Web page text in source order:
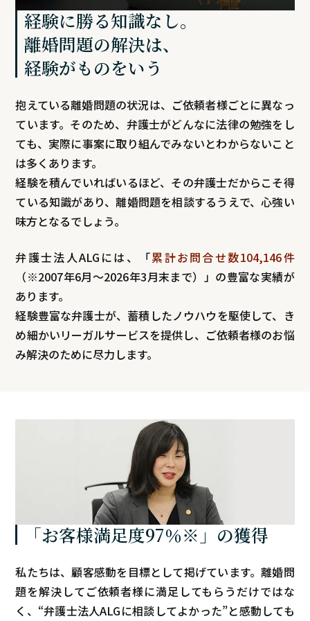
経験に勝る知識なし。
離婚問題の解決は、
経験がものをいう
抱えている離婚問題の状況は、ご依頼者様ごとに異なっ
ています。そのため、弁護士がどんなに法律の勉強をし
ても、実際に事案に取り組んでみないとわからないこと
は多くあります。
経験を積んでいればいるほど、その弁護士だからこそ得
ている知識があり、離婚問題を相談するうえで、心強い
味方となるでしょう。
弁護士法人ALGには、「累計お問合せ数104,146件
（※2007年6月～2026年3月末まで）」の豊富な実績が
あります。
経験豊富な弁護士が、蓄積したノウハウを駆使して、き
め細かいリーガルサービスを提供し、ご依頼者様のお悩
み解決のために尽力します。
「お客様満足度97％※」の獲得
私たちは、顧客感動を目標として掲げています。離婚問
題を解決してご依頼者様に満足してもらうだけではな
く、“弁護士法人ALGに相談してよかった”と感動しても